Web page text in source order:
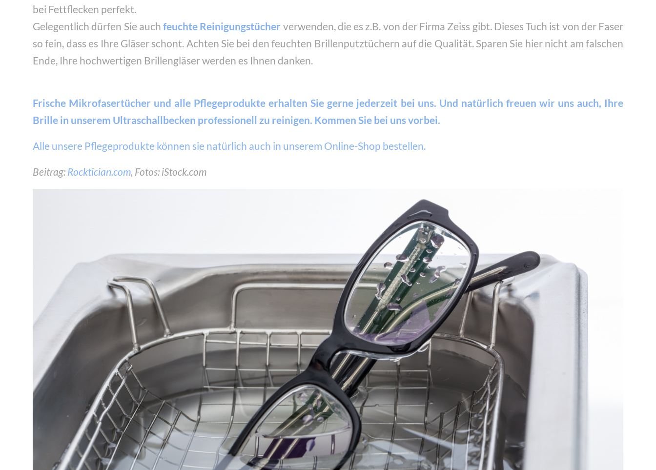
bei Fettflecken perfekt.
Gelegentlich dürfen Sie auch feuchte Reinigungstücher verwenden, die es z.B. von der Firma Zeiss gibt. Dieses Tuch ist von der Faser
so fein, dass es Ihre Gläser schont. Achten Sie bei den feuchten Brillenputztüchern auf die Qualität. Sparen Sie hier nicht am falschen
Ende, Ihre hochwertigen Brillengläser werden es Ihnen danken.
Frische Mikrofasertücher und alle Pflegeprodukte erhalten Sie gerne jederzeit bei uns. Und natürlich freuen wir uns auch, Ihre
Brille in unserem Ultraschallbecken professionell zu reinigen. Kommen Sie bei uns vorbei.
Alle unsere Pflegeprodukte können sie natürlich auch in unserem Online-Shop bestellen.
Beitrag: Rocktician.com, Fotos: iStock.com